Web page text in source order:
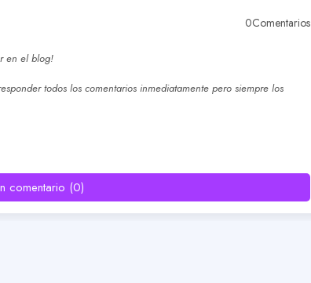
0Comentarios
en el blog!
todos los comentarios inmediatamente pero siempre los
comentario (0)